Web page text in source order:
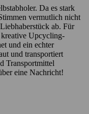
Da es stark
vermutlich nicht
ab. Für
Upcycling-
und ein echter
und transportiert
Transportmittel
eine Nachricht!